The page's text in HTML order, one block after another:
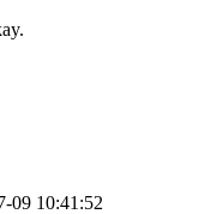
09 10:41:52